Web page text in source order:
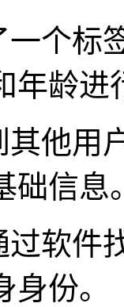
一个标
年龄进
其他用
础信息。
过软件
身份。